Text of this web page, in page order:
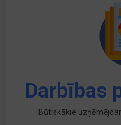
Darbības
Būtiskākie